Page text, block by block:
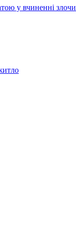
у вчиненні